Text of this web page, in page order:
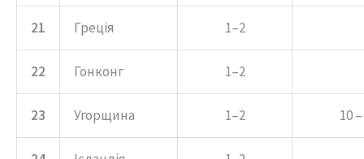
21 Греція 1–2
22 Гонконг 1–2
23 Угорщина 1–2 10